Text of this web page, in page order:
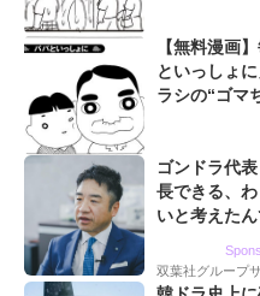
【無料漫画
といっしょ
ラシの“ゴマ
ゴンドラ代
長できる、
いと考えた
双葉社グループ